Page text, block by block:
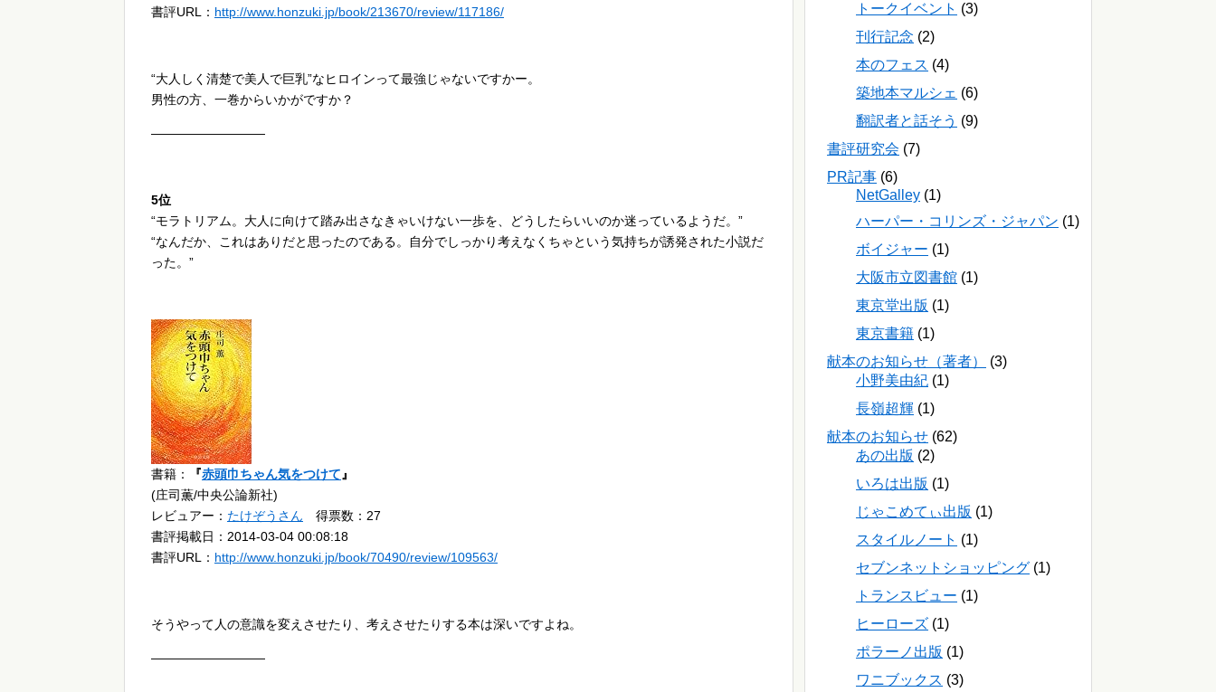
書評URL： http://www.honzuki.jp/book/213670/review/117186/
“大人しく清楚で美人で巨乳”なヒロインって最強じゃないですかー。
男性の方、一巻からいかがですか？
—————————
5位
“モラトリアム。大人に向けて踏み出さなきゃいけない一歩を、どうしたらいいのか迷っているようだ。”
“なんだか、これはありだと思ったのである。自分でしっかり考えなくちゃという気持ちが誘発された小説だ
った。”
書籍： 『赤頭巾ちゃん気をつけて』
(庄司薫/中央公論新社)
レビュアー： たけぞうさん 得票数：27
書評掲載日：2014-03-04 00:08:18
書評URL： http://www.honzuki.jp/book/70490/review/109563/
そうやって人の意識を変えさせたり、考えさせたりする本は深いですよね。
—————————
トークイベント (3)
刊行記念 (2)
本のフェス (4)
築地本マルシェ (6)
翻訳者と話そう (9)
書評研究会 (7)
PR記事 (6)
NetGalley (1)
ハーパー・コリンズ・ジャパン (1)
ボイジャー (1)
大阪市立図書館 (1)
東京堂出版 (1)
東京書籍 (1)
献本のお知らせ（著者）
(3)
小野美由紀 (1)
長嶺超輝 (1)
献本のお知らせ (62)
あの出版 (2)
いろは出版 (1)
じゃこめてぃ出版 (1)
スタイルノート (1)
セブンネットショッピング (1)
トランスビュー (1)
ヒーローズ (1)
ポラーノ出版 (1)
ワニブックス (3)